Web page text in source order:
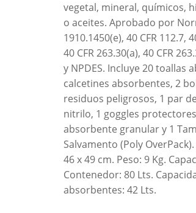
vegetal, mineral, químicos,
o aceites. Aprobado por
1910.1450(e), 40 CFR 112.7,
40 CFR 263.30(a), 40 CFR
y NPDES. Incluye 20 toallas
calcetines absorbentes, 2
residuos peligrosos, 1 par
nitrilo, 1 goggles
absorbente granular y 1
Salvamento (Poly
46 x 49 cm. Peso: 9 Kg.
Contenedor: 80 Lts.
absorbentes: 42 Lts.